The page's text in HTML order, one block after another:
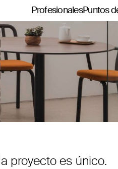
ProfesionalesPuntos
proyecto es único.